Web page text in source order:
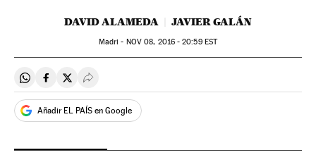
DAVID ALAMEDA JAVIER GALÁN
Madri - NOV 08, 2016 - 20:59EST
Compartir en Whatsapp
Compartir en Facebook
Compartir en Twitter
Desplegar Redes Sociales
Añadir EL PAÍS en Google